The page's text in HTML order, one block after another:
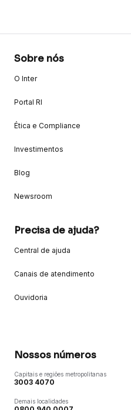
Sobre nós
O Inter
Portal RI
Ética e Compliance
Investimentos
Blog
Newsroom
Precisa de ajuda?
Central de ajuda
Canais de atendimento
Ouvidoria
Nossos números
Capitais e regiões metropolitanas
3003 4070
Demais localidades